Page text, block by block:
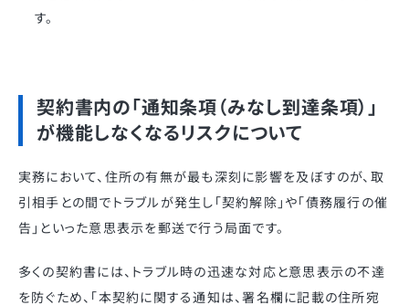
す。
契約書内の「通知条項（みなし到達条項）」
が機能しなくなるリスクについて
実務において、住所の有無が最も深刻に影響を及ぼすのが、取
引相手との間でトラブルが発生し「契約解除」や「債務履行の催
告」といった意思表示を郵送で行う局面です。
多くの契約書には、トラブル時の迅速な対応と意思表示の不達
を防ぐため、「本契約に関する通知は、署名欄に記載の住所宛